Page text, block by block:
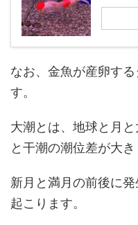
なお、金魚が産卵す
す。
大潮とは、地球と月
と干潮の潮位差が大
新月と満月の前後に
起こります。